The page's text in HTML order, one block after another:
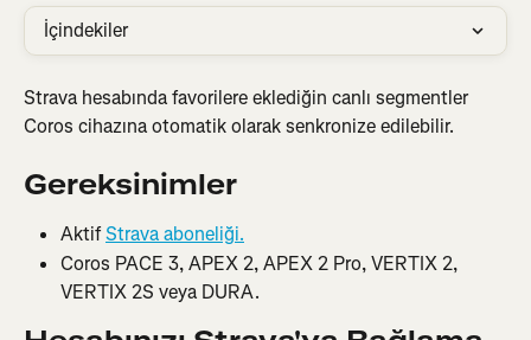
İçindekiler
Strava hesabında favorilere eklediğin canlı segmentler
Coros cihazına otomatik olarak senkronize edilebilir.
Gereksinimler
Aktif Strava aboneliği.
Coros PACE 3, APEX 2, APEX 2 Pro, VERTIX 2,
VERTIX 2S veya DURA.